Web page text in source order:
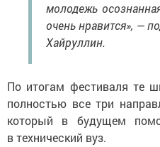
молодежь
очень нравится», —
Хайруллин.
По итогам фестиваля те
полностью все три
который в будущем
в технический вуз.